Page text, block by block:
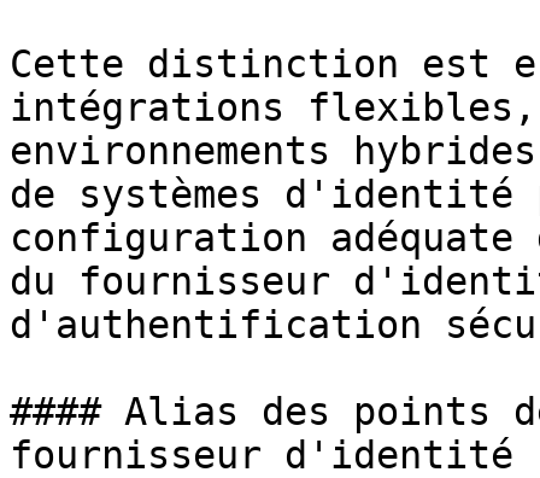
Cette distinction est
intégrations flexibles,
environnements
de systèmes d'identité
configuration
du fournisseur
d'authentification
#### Alias des points
fournisseur d'identité